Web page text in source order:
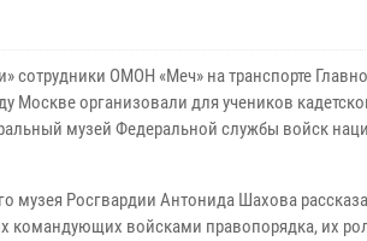
сотрудники ОМОН «Меч» на транспорте
Москве организовали для учеников
музей Федеральной службы войск
музея Росгвардии Антонида Шахова
командующих войсками правопорядка, их